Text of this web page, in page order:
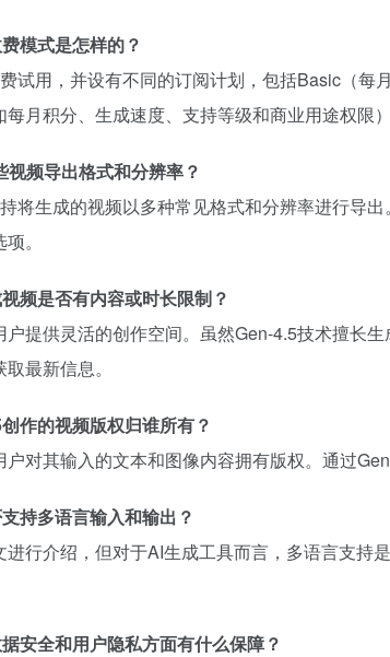
模式是怎样的？
试用，并设有不同的订阅计划，包括Basic（
月积分、生成速度、支持等级和商业用途权限
视频导出格式和分辨率？
将生成的视频以多种常见格式和分辨率进行导
。
频是否有内容或时长限制？
户提供灵活的创作空间。虽然Gen-4.5技术擅长
最新信息。
作的视频版权归谁所有？
对其输入的文本和图像内容拥有版权。通过
持多语言输入和输出？
进行介绍，但对于AI生成工具而言，多语言支持
安全和用户隐私方面有什么保障？